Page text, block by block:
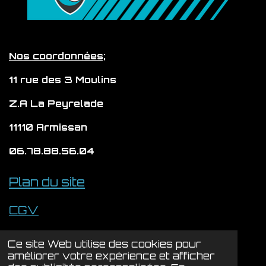
Ce site Web utilise des cookies pour
améliorer votre expérience et afficher
g
r
m
o
o
b
e
A
p
Nos coordonnées;
11 rue des 3 Moulins
Z.A La Peyrelade
11110 Armissan
06.78.88.56.04
Plan du site
CGV
Politique de confidentialité
© 2024 - 2026 LYSION